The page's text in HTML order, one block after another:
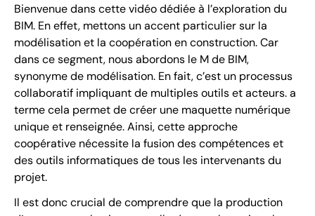
Bienvenue dans cette vidéo dédiée à l’exploration du
BIM. En effet, mettons un accent particulier sur la
modélisation et la coopération en construction. Car
dans ce segment, nous abordons le M de BIM,
synonyme de modélisation. En fait, c’est un processus
collaboratif impliquant de multiples outils et acteurs. a
terme cela permet de créer une maquette numérique
unique et renseignée. Ainsi, cette approche
coopérative nécessite la fusion des compétences et
des outils informatiques de tous les intervenants du
projet.
Il est donc crucial de comprendre que la production